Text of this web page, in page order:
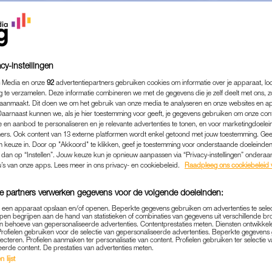
TRANEN NA ZINGEN
STAGE': 'BEN BLIJ DAT
IS'
MEDIA|FRAGMENT GEMIST
14-06-2025 | JUJUBE ZEGUERS
zangeres Numidia deze week
instellingen
en onze 92 advertentiepartners gebruiken cookies om informatie over je apparaat,
te verzamelen. Deze informatie combineren we met de gegevens die je zelf deelt met ons,
Dit doen we om het gebruik van onze media te analyseren en onze websites en
kunnen we, als je hier toestemming voor geeft, je gegevens gebruiken om onze
en aanbod te personaliseren en je relevante advertenties te tonen, en voor
Ook content van 13 externe platformen wordt enkel getoond met jouw toestemming.
keuze in. Door op "Akkoord" te klikken, geef je toestemming voor onderstaande
op “Instellen”. Jouw keuze kun je opnieuw aanpassen via “Privacy-instellingen”
van onze apps. Lees meer in ons privacy- en cookiebeleid.
Raadpleeg ons cookiebeleid
partners verwerken gegevens voor de volgende doeleinden:
apparaat opslaan en/of openen. Beperkte gegevens gebruiken om advertenties te
begrijpen aan de hand van statistieken of combinaties van gegevens uit verschillende
behoeve van gepersonaliseerde advertenties. Contentprestaties meten. Diensten
gebruiken voor de selectie van gepersonaliseerde advertenties. Beperkte
Profielen aanmaken ter personalisatie van content. Profielen gebruiken ter selectie
content. De prestaties van advertenties meten.
lijst